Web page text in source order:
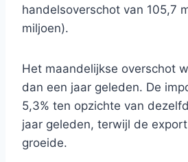
handelsoverschot van 105,7
miljoen).
Het maandelijkse overschot
dan een jaar geleden. De
5,3% ten opzichte van
jaar geleden, terwijl de export
groeide.